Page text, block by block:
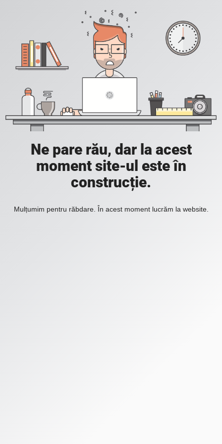
Ne pare rău, dar la acest
moment site-ul este în
construcție.
Mulțumim pentru răbdare. În acest moment lucrăm la website.